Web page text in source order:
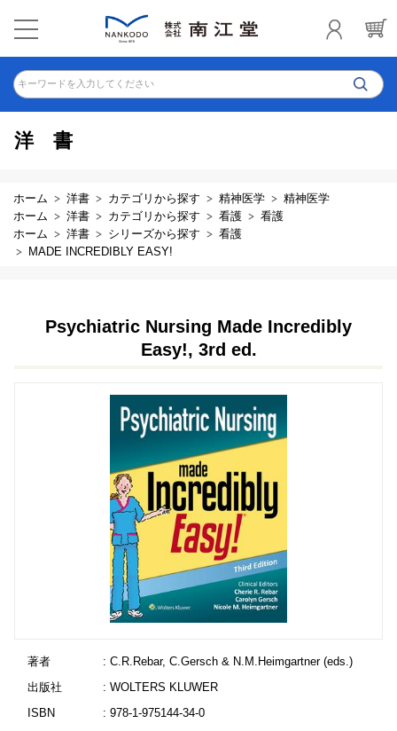
キーワードを入力してください
洋書
ホーム 洋書 カテゴリから探す 精神医学
精神医学
ホーム
洋書 カテゴリから探す 看護
看護
ホーム
洋書 シリーズから探す
看護
MADE INCREDIBLY EASY!
Psychiatric Nursing Made Incredibly
Easy!, 3rd ed.
著者
: C.R.Rebar, C.Gersch & N.M.Heimgartner (eds.)
出版社
: WOLTERS KLUWER
ISBN
: 978-1-975144-34-0